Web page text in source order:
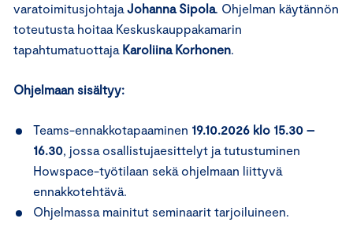
varatoimitusjohtaja Johanna Sipola. Ohjelman käytännön
toteutusta hoitaa Keskuskauppakamarin
tapahtumatuottaja Karoliina Korhonen.
Ohjelmaan sisältyy:
Teams-ennakkotapaaminen 19.10.2026 klo 15.30 –
16.30, jossa osallistujaesittelyt ja tutustuminen
Howspace-työtilaan sekä ohjelmaan liittyvä
ennakkotehtävä.
Ohjelmassa mainitut seminaarit tarjoiluineen.